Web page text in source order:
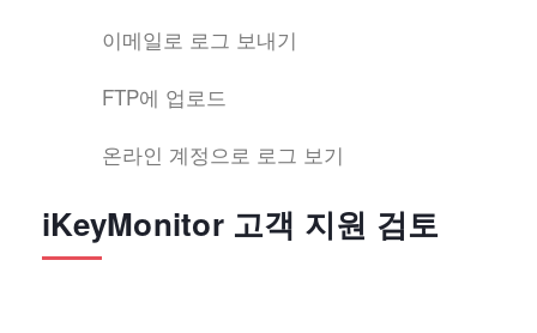
이메일로 로그 보내기
FTP에 업로드
온라인 계정으로 로그 보기
iKeyMonitor 고객 지원 검토